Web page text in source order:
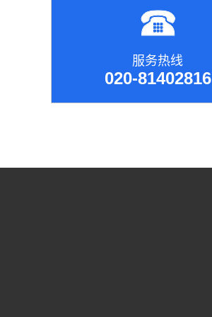
服务热线
020-81402816